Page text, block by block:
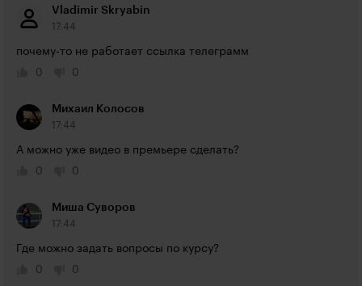
Vladimir Skryabin
17:44
почему-то не работает ссылка телеграмм
0
0
Михаил Колосов
17:44
А можно уже видео в премьере сделать?
0
0
Миша Суворов
17:44
Где можно задать вопросы по курсу?
0
0